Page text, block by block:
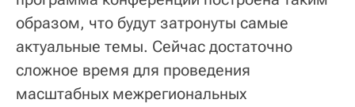
образом, что будут затронуты самые
актуальные темы. Сейчас достаточно
сложное время для проведения
масштабных межрегиональных